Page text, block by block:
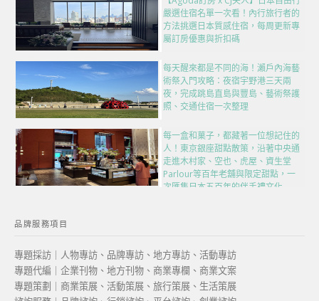
嚴選住宿名單一次看！內行旅行者的
方法挑選日本質感住宿，每周更新專
屬訂房優惠與折扣碼
每天醒來都是不同的海！瀨戶內海藝
術祭入門攻略：夜宿宇野港三天兩
夜，完成跳島直島與豐島、藝術祭護
照、交通住宿一次整理
每一盒和菓子，都藏著一位想記住的
人！東京銀座甜點散策，沿著中央通
走進木村家、空也、虎屋、資生堂
Parlour等百年老舖與限定甜點，一
次匯集日本五百年的伴手禮文化
品牌服務項目
專題採訪｜人物專訪、品牌專訪、地方專訪、活動專訪
專題代編｜企業刊物、地方刊物、商業專欄、商業文案
專題策劃｜商業策展、活動策展、旅行策展、生活策展